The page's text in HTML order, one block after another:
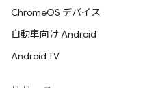
ChromeOS デバイス
自動車向け Android
Android TV